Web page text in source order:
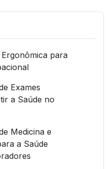
para
Exames
a Saúde no
Medicina e
a Saúde